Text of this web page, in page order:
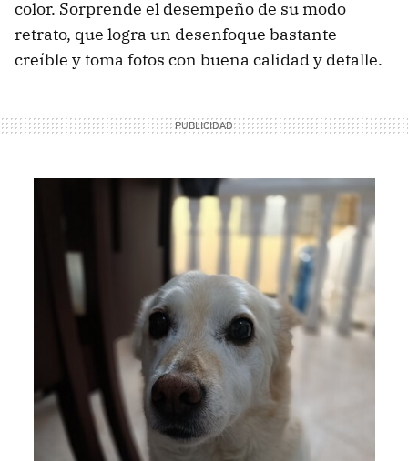
color. Sorprende el desempeño de su modo
retrato, que logra un desenfoque bastante
creíble y toma fotos con buena calidad y detalle.